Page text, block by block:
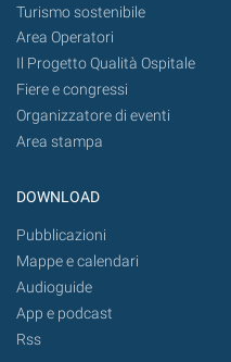
Turismo sostenibile
Area Operatori
Il Progetto Qualità Ospitale
Fiere e congressi
Organizzatore di eventi
Area stampa
DOWNLOAD
Pubblicazioni
Mappe e calendari
Audioguide
App e podcast
Rss